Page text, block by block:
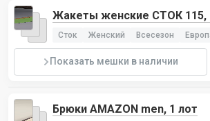
Жакеты женские СТОК 115,
Сток Женский Всесезон
Показать мешки в наличии
Брюки AMAZON men, 1 лот